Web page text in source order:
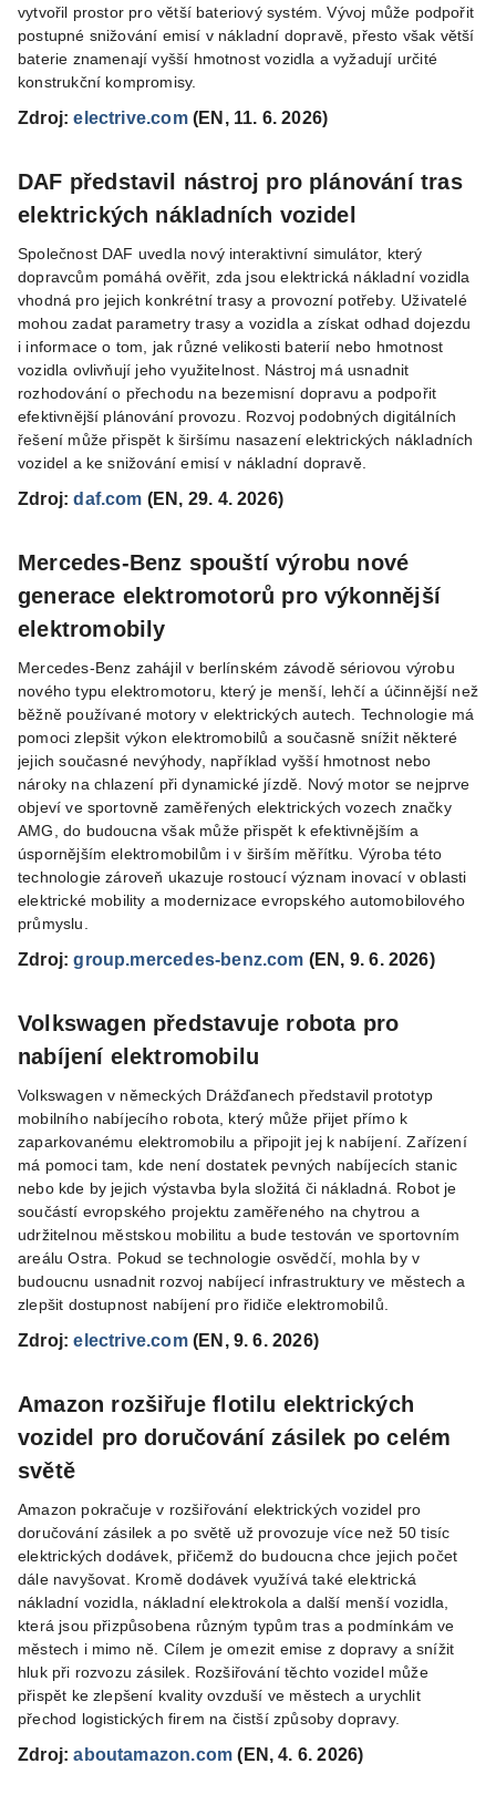
vytvořil prostor pro větší bateriový systém. Vývoj může podpořit
postupné snižování emisí v nákladní dopravě, přesto však větší
baterie znamenají vyšší hmotnost vozidla a vyžadují určité
konstrukční kompromisy.
Zdroj:electrive.com(EN, 11. 6. 2026)
DAF představil nástroj pro plánování tras
elektrických nákladních vozidel
Společnost DAF uvedla nový interaktivní simulátor, který
dopravcům pomáhá ověřit, zda jsou elektrická nákladní vozidla
vhodná pro jejich konkrétní trasy a provozní potřeby. Uživatelé
mohou zadat parametry trasy a vozidla a získat odhad dojezdu
i informace o tom, jak různé velikosti baterií nebo hmotnost
vozidla ovlivňují jeho využitelnost. Nástroj má usnadnit
rozhodování o přechodu na bezemisní dopravu a podpořit
efektivnější plánování provozu. Rozvoj podobných digitálních
řešení může přispět k širšímu nasazení elektrických nákladních
vozidel a ke snižování emisí v nákladní dopravě.
Zdroj:daf.com (EN, 29. 4. 2026)
Mercedes-Benz spouští výrobu nové
generace elektromotorů pro výkonnější
elektromobily
Mercedes-Benz zahájil v berlínském závodě sériovou výrobu
nového typu elektromotoru, který je menší, lehčí a účinnější než
běžně používané motory v elektrických autech. Technologie má
pomoci zlepšit výkon elektromobilů a současně snížit některé
jejich současné nevýhody, například vyšší hmotnost nebo
nároky na chlazení při dynamické jízdě. Nový motor se nejprve
objeví ve sportovně zaměřených elektrických vozech značky
AMG, do budoucna však může přispět k efektivnějším a
úspornějším elektromobilům i v širším měřítku. Výroba této
technologie zároveň ukazuje rostoucí význam inovací v oblasti
elektrické mobility a modernizace evropského automobilového
průmyslu.
Zdroj:group.mercedes-benz.com (EN, 9. 6. 2026)
Volkswagen představuje robota pro
nabíjení elektromobilu
Volkswagen v německých Drážďanech představil prototyp
mobilního nabíjecího robota, který může přijet přímo k
zaparkovanému elektromobilu a připojit jej k nabíjení. Zařízení
má pomoci tam, kde není dostatek pevných nabíjecích stanic
nebo kde by jejich výstavba byla složitá či nákladná. Robot je
součástí evropského projektu zaměřeného na chytrou a
udržitelnou městskou mobilitu a bude testován ve sportovním
areálu Ostra. Pokud se technologie osvědčí, mohla by v
budoucnu usnadnit rozvoj nabíjecí infrastruktury ve městech a
zlepšit dostupnost nabíjení pro řidiče elektromobilů.
Zdroj:electrive.com(EN, 9. 6. 2026)
Amazon rozšiřuje flotilu elektrických
vozidel pro doručování zásilek po celém
světě
Amazon pokračuje v rozšiřování elektrických vozidel pro
doručování zásilek a po světě už provozuje více než 50 tisíc
elektrických dodávek, přičemž do budoucna chce jejich počet
dále navyšovat. Kromě dodávek využívá také elektrická
nákladní vozidla, nákladní elektrokola a další menší vozidla,
která jsou přizpůsobena různým typům tras a podmínkám ve
městech i mimo ně. Cílem je omezit emise z dopravy a snížit
hluk při rozvozu zásilek. Rozšiřování těchto vozidel může
přispět ke zlepšení kvality ovzduší ve městech a urychlit
přechod logistických firem na čistší způsoby dopravy.
Zdroj:aboutamazon.com (EN, 4. 6. 2026)